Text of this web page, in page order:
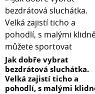
Jak dobře vybrat
bezdrátová sluchátka.
Velká zajistí ticho a
pohodlí, s malými